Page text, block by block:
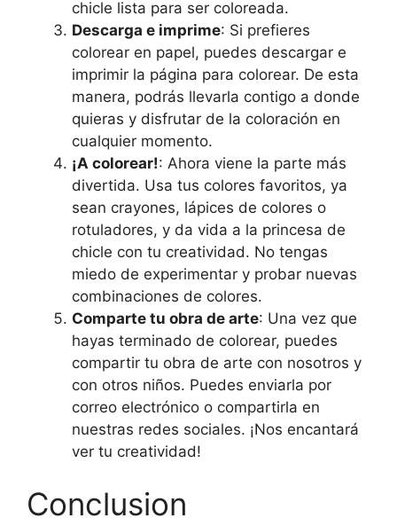
chicle lista para ser coloreada.
Descarga e imprime: Si prefieres
colorear en papel, puedes descargar e
imprimir la página para colorear. De esta
manera, podrás llevarla contigo a donde
quieras y disfrutar de la coloración en
cualquier momento.
¡A colorear!: Ahora viene la parte más
divertida. Usa tus colores favoritos, ya
sean crayones, lápices de colores o
rotuladores, y da vida a la princesa de
chicle con tu creatividad. No tengas
miedo de experimentar y probar nuevas
combinaciones de colores.
Comparte tu obra de arte: Una vez que
hayas terminado de colorear, puedes
compartir tu obra de arte con nosotros y
con otros niños. Puedes enviarla por
correo electrónico o compartirla en
nuestras redes sociales. ¡Nos encantará
ver tu creatividad!
Conclusion